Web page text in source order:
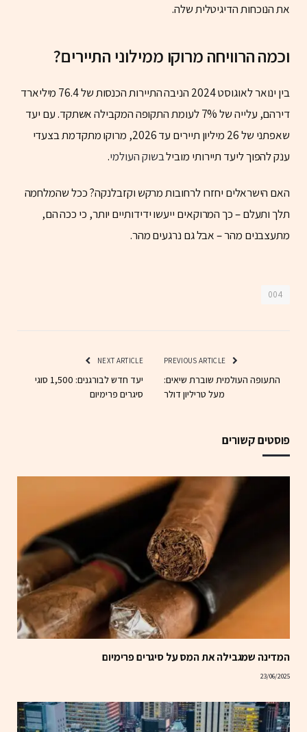
את הנוכחות הדיגיטלית שלה.
וכמה הרוויחה מרוקו ממילוני התיירים?
בין ינואר לאוגוסט 2024 הניבה התיירות הכנסות של 76.4 מיליארד
דירהם, עלייה של 7% לעומת התקופה המקבילה אשתקד. עם יעד
שאפתני של 26 מיליון תיירים עד 2026, מרוקו מתקדמת בצעדי
ענק להפוך ליעד תיירותי מובילבשוק העולמי.
האם הישראלים יחזרו לרחובות מרקש וקזבלנקה? ככל שהמלחמה
תלך ותעלם – כך המרוקאים ייעשו ידידותיים יותר, כי ככה הם,
מתעצבנים מהר – אבל גם נרגעים מהר.
004
התעופה העולמית שוברת שיאים:
מעל טריליון דולר
NEXT ARTICLE
יעד חדש לבורגנים: 1,500 סוגי
סיגרים פרימיום
פוסטים קשורים
המדינה שמגבילה את המס על סיגרים פרימיום
23/06/2025